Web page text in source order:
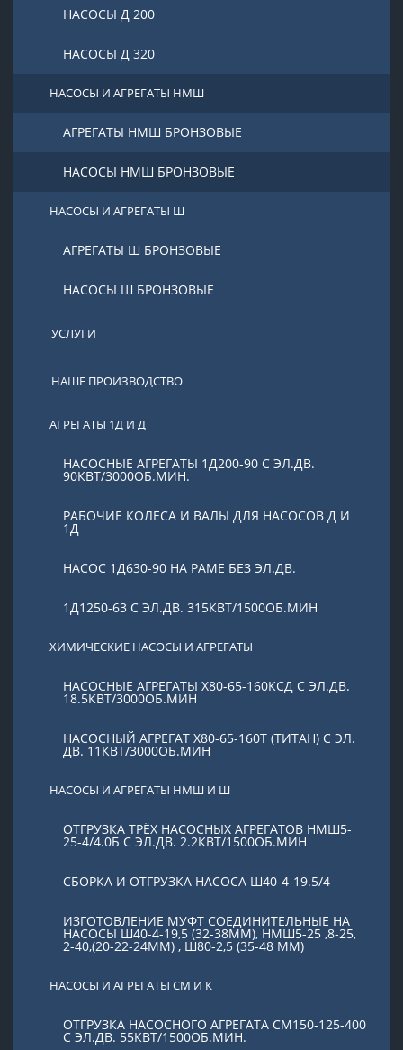
НАСОСЫ Д 200
НАСОСЫ Д 320
НАСОСЫ И АГРЕГАТЫ НМШ
АГРЕГАТЫ НМШ БРОНЗОВЫЕ
НАСОСЫ НМШ БРОНЗОВЫЕ
НАСОСЫ И АГРЕГАТЫ Ш
АГРЕГАТЫ Ш БРОНЗОВЫЕ
НАСОСЫ Ш БРОНЗОВЫЕ
УСЛУГИ
НАШЕ ПРОИЗВОДСТВО
АГРЕГАТЫ 1Д И Д
НАСОСНЫЕ АГРЕГАТЫ 1Д200-90 С ЭЛ.ДВ.
90КВТ/3000ОБ.МИН.
РАБОЧИЕ КОЛЕСА И ВАЛЫ ДЛЯ НАСОСОВ Д И
1Д
НАСОС 1Д630-90 НА РАМЕ БЕЗ ЭЛ.ДВ.
1Д1250-63 С ЭЛ.ДВ. 315КВТ/1500ОБ.МИН
ХИМИЧЕСКИЕ НАСОСЫ И АГРЕГАТЫ
НАСОСНЫЕ АГРЕГАТЫ Х80-65-160КСД С ЭЛ.ДВ.
18.5КВТ/3000ОБ.МИН
НАСОСНЫЙ АГРЕГАТ Х80-65-160Т (ТИТАН) С ЭЛ.
ДВ. 11КВТ/3000ОБ.МИН
НАСОСЫ И АГРЕГАТЫ НМШ И Ш
ОТГРУЗКА ТРЁХ НАСОСНЫХ АГРЕГАТОВ НМШ5-
25-4/4.0Б С ЭЛ.ДВ. 2.2КВТ/1500ОБ.МИН
СБОРКА И ОТГРУЗКА НАСОСА Ш40-4-19.5/4
ИЗГОТОВЛЕНИЕ МУФТ СОЕДИНИТЕЛЬНЫЕ НА
НАСОСЫ Ш40-4-19,5 (32-38ММ), НМШ5-25 ,8-25,
2-40,(20-22-24ММ) , Ш80-2,5 (35-48 ММ)
НАСОСЫ И АГРЕГАТЫ СМ И К
ОТГРУЗКА НАСОСНОГО АГРЕГАТА СМ150-125-400
С ЭЛ.ДВ. 55КВТ/1500ОБ.МИН.